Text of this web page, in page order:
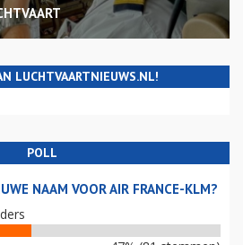
LUCHTVAARTNIEUWS.NL!
POLL
NAAM VOOR AIR FRANCE-KLM?